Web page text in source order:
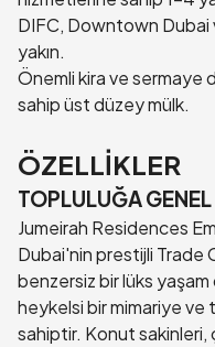
DIFC, Downtown Dubai
yakın.
Önemli kira ve sermaye
sahip üst düzey mülk.
ÖZELLİKLER
TOPLULUĞA
Jumeirah Residences
Dubai'nin prestijli Trade
benzersiz bir lüks
heykelsi bir mimariye ve
sahiptir. Konut sakinleri,